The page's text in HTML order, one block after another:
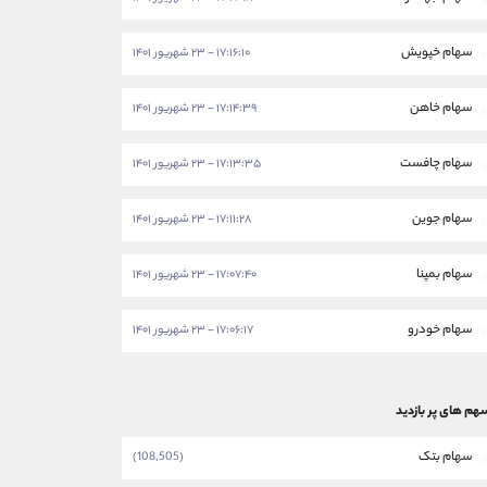
سهام خپویش ۱۷:۱۶:۱۰ - ۲۳ شهریور ۱۴۰۱
سهام خاهن ۱۷:۱۴:۳۹ - ۲۳ شهریور ۱۴۰۱
سهام چافست ۱۷:۱۳:۳۵ - ۲۳ شهریور ۱۴۰۱
سهام جوین ۱۷:۱۱:۲۸ - ۲۳ شهریور ۱۴۰۱
سهام بمپنا ۱۷:۰۷:۴۰ - ۲۳ شهریور ۱۴۰۱
سهام خودرو ۱۷:۰۶:۱۷ - ۲۳ شهریور ۱۴۰۱
های پر بازدید
سهام بتک (108,505)